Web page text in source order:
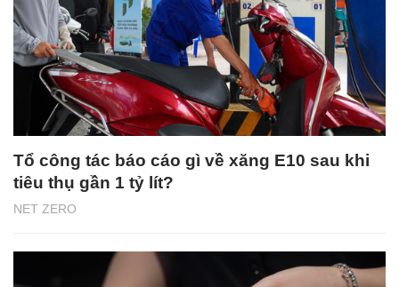
NET ZERO
Tổ công tác báo cáo gì về xăng E10 sau khi
tiêu thụ gần 1 tỷ lít?